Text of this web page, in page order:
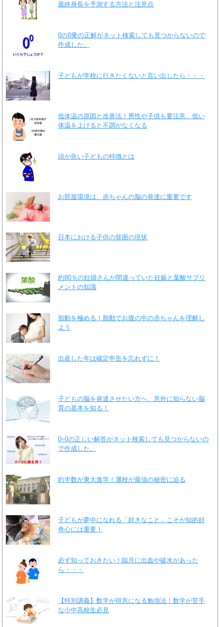
最終身長を予測する方法と注意点
0の0乗の正解がネット検索しても見つからないので
作成した。
子どもが学校に行きたくないと言い出したら・・・
低体温の原因と改善法！男性や子供も要注意、低い
体温を上げると不調がなくなる
頭が良い子どもの特徴とは
お部屋環境は、赤ちゃんの脳の発達に重要です
日本における子供の貧困の現状
約80％の妊婦さんが間違っていた妊娠と葉酸サプリ
メントの知識
胎動を極める！胎動でお腹の中の赤ちゃんを理解し
よう
出産した年は確定申告を忘れずに！
子どもの脳を発達させたい方へ、意外に知らない脳
育の基本を知る！
0÷0の正しい解答がネット検索しても見つからないの
で作成した。
約半数が東大進学！灘校が最強の秘密に迫る
子どもが夢中になれる「好きなこと」こそが知的好
奇心には重要！
必ず知っておきたい！臨月に出血や破水があった
ら・・・
【特別講義】数学が得意になる勉強法！数学が苦手
な小中高校生必見